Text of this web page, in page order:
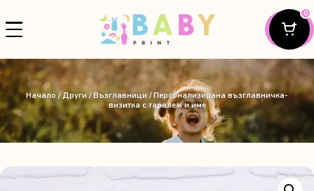
0
Начало /Други/Възглавници / Персонализирана възглавничка-
визитка с таралеж и име